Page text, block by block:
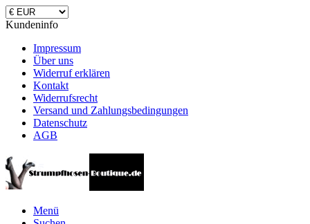
Kundeninfo
Impressum
Über uns
Widerruf erklären
Kontakt
Widerrufsrecht
Versand und Zahlungsbedingungen
Datenschutz
AGB
Menü